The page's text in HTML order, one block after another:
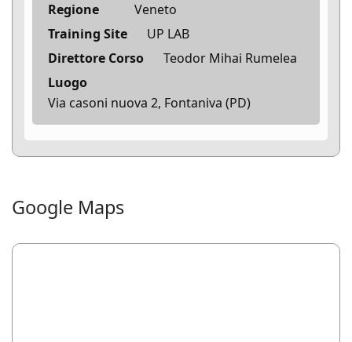
Regione
Veneto
Training Site
UP LAB
Direttore Corso
Teodor Mihai Rumelea
Luogo
Via casoni nuova 2, Fontaniva (PD)
Google Maps